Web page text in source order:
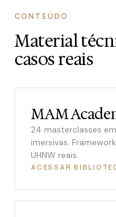
CONTEÚDO
Material
casos reais
MAM
24 masterclasses
imersivas.
UHNW reais.
ACESSAR